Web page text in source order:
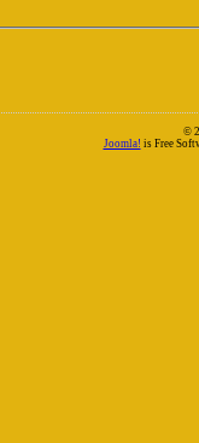
©
Joomla! is Free